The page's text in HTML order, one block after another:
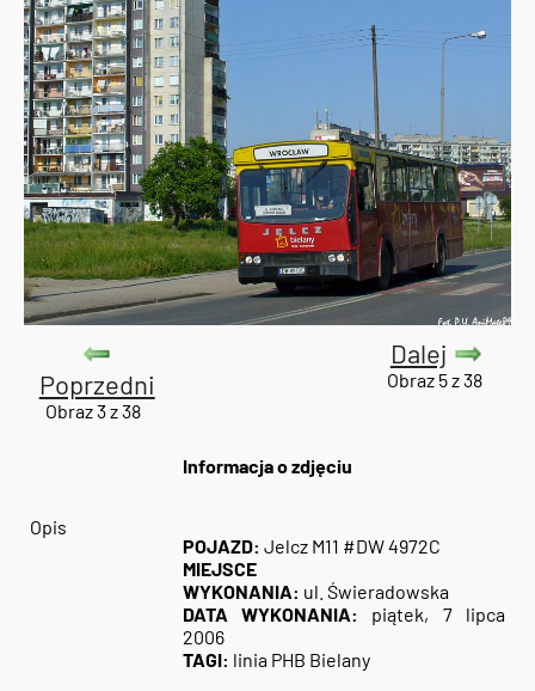
Poprzedni
Obraz 3 z 38
Dalej
Obraz 5 z 38
Informacja o zdjęciu
Opis
POJAZD: Jelcz M11 #DW 4972C
MIEJSCE
WYKONANIA: ul. Świeradowska
DATA WYKONANIA:
piątek, 7 lipca
2006
TAGI: linia PHB Bielany